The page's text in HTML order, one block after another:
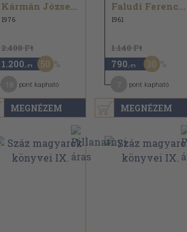
MEGNÉZEM
Kármán József...
1976
2.400 Ft
1.200 ,-Ft 50
pont kapható
MEGNÉZEM
Faludi Ferenc...
1961
1.140 Ft
790 ,-Ft 30
pont kapható